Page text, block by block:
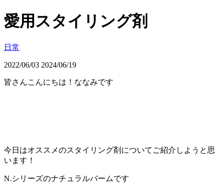
愛用スタイリング剤
日常
2022/06/03 2024/06/19
皆さんこんにちは！ななみです
今日はオススメのスタイリング剤についてご紹介しようと思
います！
N.シリーズのナチュラルバームです